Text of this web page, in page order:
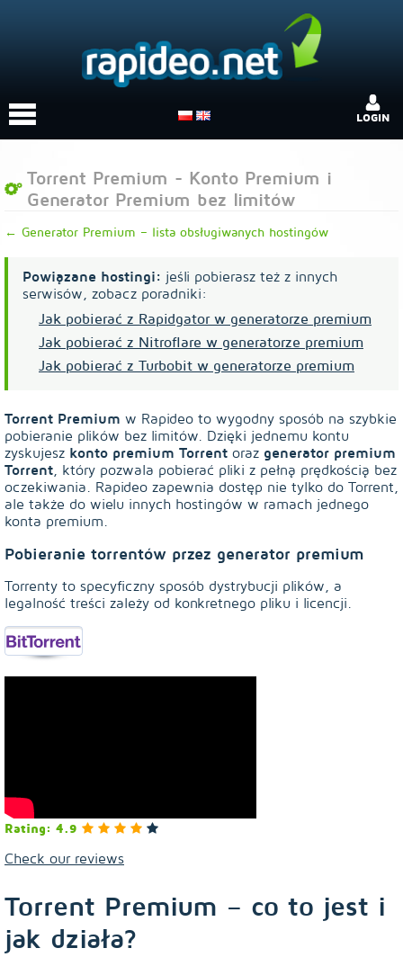
LOGIN
Torrent Premium - Konto Premium i
Generator Premium bez limitów
← Generator Premium – lista obsługiwanych hostingów
Powiązane hostingi: jeśli pobierasz też z innych
serwisów, zobacz poradniki:
Jak pobierać z Rapidgator w generatorze premium
Jak pobierać z Nitroflare w generatorze premium
Jak pobierać z Turbobit w generatorze premium
Torrent Premium w Rapideo to wygodny sposób na szybkie
pobieranie plików bez limitów. Dzięki jednemu kontu
zyskujesz konto premium Torrent oraz generator premium
Torrent, który pozwala pobierać pliki z pełną prędkością bez
oczekiwania. Rapideo zapewnia dostęp nie tylko do Torrent,
ale także do wielu innych hostingów w ramach jednego
konta premium.
Pobieranie torrentów przez generator premium
Torrenty to specyficzny sposób dystrybucji plików, a
legalność treści zależy od konkretnego pliku i licencji.
Rating: 4.9
Check our reviews
Torrent Premium – co to jest i
jak działa?